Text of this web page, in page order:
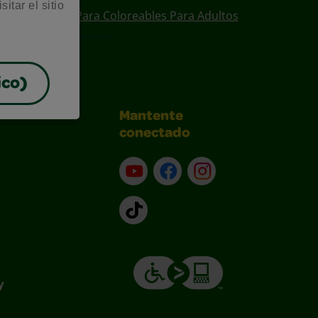
el sitio
Diseños Para Coloreables Para Adultos
Mantente
conectado
YouTube (en inglés)
Facebook (en inglés)
Instagram (en
TikTok